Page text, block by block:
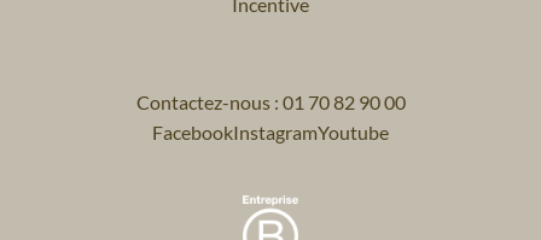
Contactez-nous : 01 70 82 90 00
FacebookInstagramYoutube